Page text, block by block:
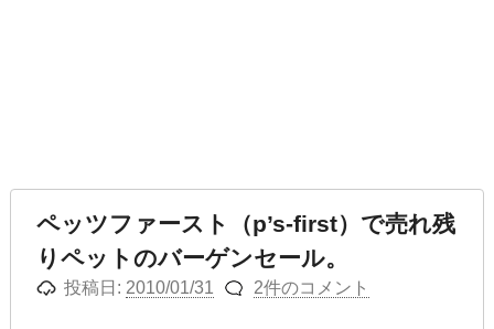
ペッツファースト（p’s-first）で売れ残
りペットのバーゲンセール。
投稿日: 2010/01/31 2件のコメント